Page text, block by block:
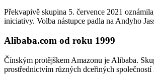
Překvapivě skupina 5. července 2021
iniciativy. Volba nástupce padla na Andyho
Alibaba.com od roku 1999
Čínským protějškem Amazonu je Alibaba.
prostřednictvím různých dceřiných